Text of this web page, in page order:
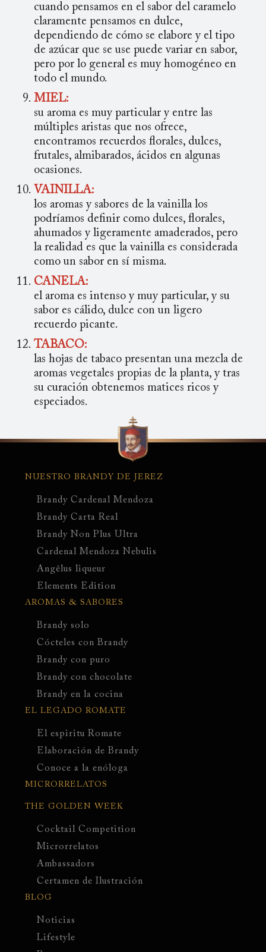
cuando pensamos en el sabor del caramelo
claramente pensamos en dulce,
dependiendo de cómo se elabore y el tipo
de azúcar que se use puede variar en sabor,
pero por lo general es muy homogéneo en
todo el mundo.
MIEL:
su aroma es muy particular y entre las
múltiples aristas que nos ofrece,
encontramos recuerdos florales, dulces,
frutales, almibarados, ácidos en algunas
ocasiones.
VAINILLA:
los aromas y sabores de la vainilla los
podríamos definir como dulces, florales,
ahumados y ligeramente amaderados, pero
la realidad es que la vainilla es considerada
como un sabor en sí misma.
CANELA:
el aroma es intenso y muy particular, y su
sabor es cálido, dulce con un ligero
recuerdo picante.
TABACO:
las hojas de tabaco presentan una mezcla de
aromas vegetales propias de la planta, y tras
su curación obtenemos matices ricos y
especiados.
principal
NUESTRO BRANDY DE JEREZ
Brandy Cardenal Mendoza
Brandy Carta Real
Brandy Non Plus Ultra
Cardenal Mendoza Nebulis
Angêlus liqueur
Elements Edition
AROMAS & SABORES
Brandy solo
Cócteles con Brandy
Brandy con puro
Brandy con chocolate
Brandy en la cocina
EL LEGADO ROMATE
El espiritu Romate
Elaboración de Brandy
Conoce a la enóloga
MICRORRELATOS
THE GOLDEN WEEK
Cocktail Competition
Microrrelatos
Ambassadors
Certamen de Ilustración
BLOG
Noticias
Lifestyle